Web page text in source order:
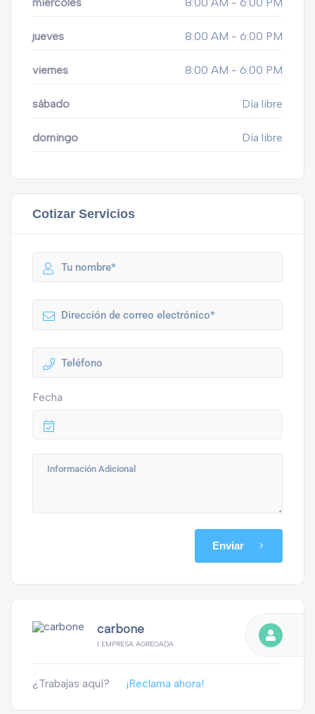
miércoles 8:00 AM - 6:00 PM
jueves 8:00 AM - 6:00 PM
viernes 8:00 AM - 6:00 PM
sábado Día libre
domingo Día libre
Cotizar Servicios
Fecha
Enviar
carbone
1 EMPRESA AGREGADA
¿Trabajas aquí? ¡Reclama ahora!